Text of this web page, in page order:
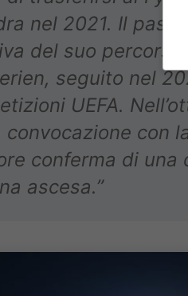
nel 2021. Il
del suo
seguito nel
UEFA.
convocazione con
conferma di
ascesa.”